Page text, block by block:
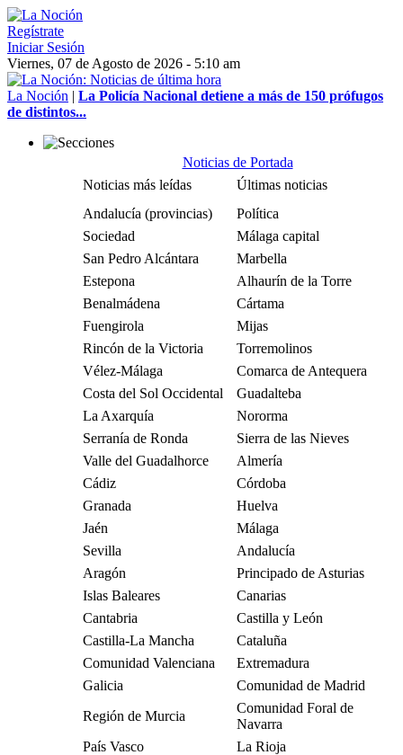
Regístrate
Iniciar Sesión
Viernes, 07 de Agosto de 2026 - 5:10 am
La Noción | La Policía Nacional detiene a más de 150 prófugos
de distintos...
Noticias de Portada
Noticias más leídas
Últimas noticias
Andalucía (provincias)
Política
Sociedad
Málaga capital
San Pedro Alcántara
Marbella
Estepona
Alhaurín de la Torre
Benalmádena
Cártama
Fuengirola
Mijas
Rincón de la Victoria
Torremolinos
Vélez-Málaga
Comarca de Antequera
Costa del Sol Occidental
Guadalteba
La Axarquía
Nororma
Serranía de Ronda
Sierra de las Nieves
Valle del Guadalhorce
Almería
Cádiz
Córdoba
Granada
Huelva
Jaén
Málaga
Sevilla
Andalucía
Aragón
Principado de Asturias
Islas Baleares
Canarias
Cantabria
Castilla y León
Castilla-La Mancha
Cataluña
Comunidad Valenciana
Extremadura
Galicia
Comunidad de Madrid
Región de Murcia
Comunidad Foral de
Navarra
País Vasco
La Rioja